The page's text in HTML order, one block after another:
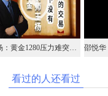
王杨：黄金1280压力难突破，区间震荡高空低多！
看过的人还看过